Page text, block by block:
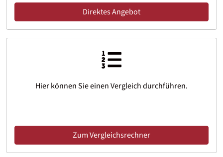
Direktes Angebot
Hier können Sie einen Vergleich durchführen.
Zum Vergleichsrechner